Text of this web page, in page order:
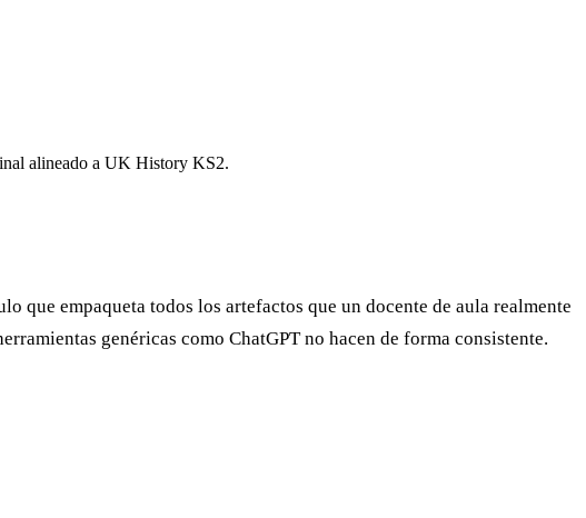
alineado a UK History KS2.
empaqueta todos los artefactos que un docente de aula realmente
genéricas como ChatGPT no hacen de forma consistente.